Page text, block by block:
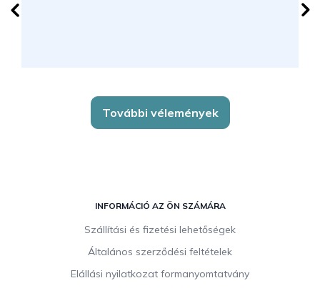
További vélemények
INFORMÁCIÓ AZ ÖN SZÁMÁRA
Szállítási és fizetési lehetőségek
Általános szerződési feltételek
Elállási nyilatkozat formanyomtatvány